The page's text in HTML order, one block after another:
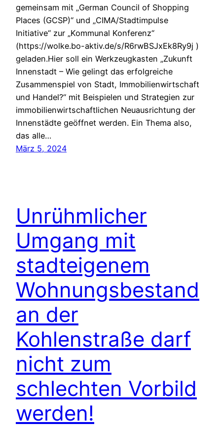
gemeinsam mit „German Council of Shopping
Places (GCSP)“ und „CIMA/Stadtimpulse
Initiative“ zur „Kommunal Konferenz“
(https://wolke.bo-aktiv.de/s/R6rwBSJxEk8Ry9j )
geladen.Hier soll ein Werkzeugkasten „Zukunft
Innenstadt – Wie gelingt das erfolgreiche
Zusammenspiel von Stadt, Immobilienwirtschaft
und Handel?“ mit Beispielen und Strategien zur
immobilienwirtschaftlichen Neuausrichtung der
Innenstädte geöffnet werden. Ein Thema also,
das alle…
März 5, 2024
Unrühmlicher
Umgang mit
stadteigenem
Wohnungsbestand
an der
Kohlenstraße darf
nicht zum
schlechten Vorbild
werden!